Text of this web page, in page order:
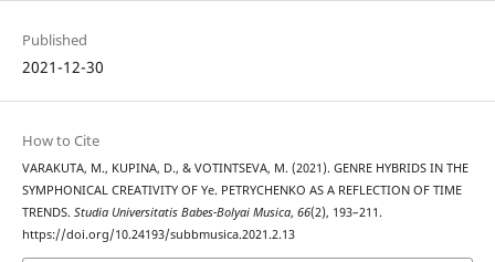
Published
2021-12-30
How to Cite
VARAKUTA, M., KUPINA, D., & VOTINTSEVA, M. (2021). GENRE HYBRIDS IN THE
SYMPHONICAL CREATIVITY OF Ye. PETRYCHENKO AS A REFLECTION OF TIME
TRENDS. Studia Universitatis Babes-Bolyai Musica, 66(2), 193–211.
https://doi.org/10.24193/subbmusica.2021.2.13